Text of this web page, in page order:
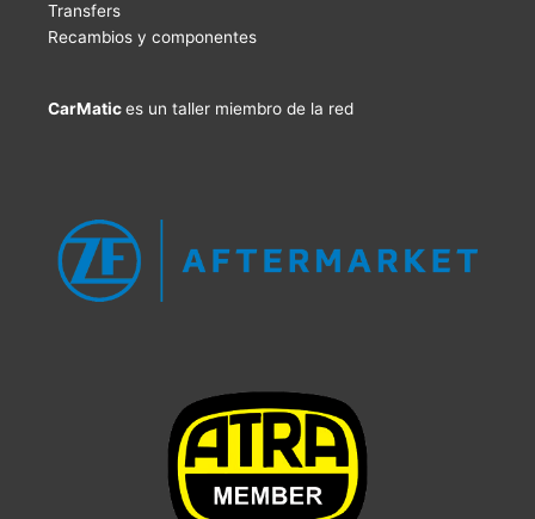
Transfers
Recambios y componentes
CarMatices un taller miembro de la red